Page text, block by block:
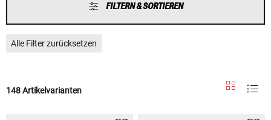
FILTERN & SORTIEREN
Alle Filter zurücksetzen
148 Artikelvarianten